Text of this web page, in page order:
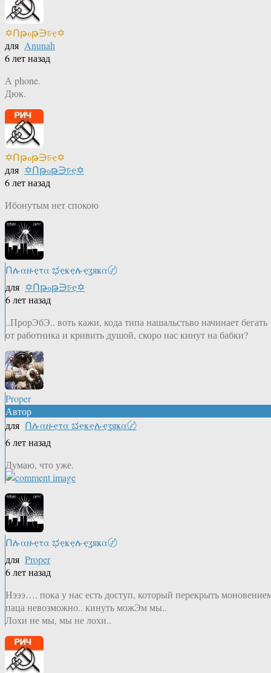
✡Ոթℴթ∋চҿ✡
для Anunah
6 лет назад
А phone.
Дюк.
✡Ոթℴթ∋চҿ✡
для ✡Ոթℴթ∋চҿ✡
6 лет назад
Ибонутым нет спокою
Ոሉαዙҿτα ಭҿҝҿሉҿʓяҝα〄
для ✡Ոթℴթ∋চҿ✡
6 лет назад
..ПрорЭбЭ.. воть кажи, кода типа нашальстьво начинает бегать
от работника и кривить душой, скоро нас кинут на бабки?
Proper
Автор
для Ոሉαዙҿτα ಭҿҝҿሉҿʓяҝα〄
6 лет назад
Думаю, что уже.
Ոሉαዙҿτα ಭҿҝҿሉҿʓяҝα〄
для Proper
6 лет назад
Нэээ…. пока у нас есть доступ, который перекрыть
паца невозможно.. кинуть можЭм мы..
Лохи не мы, мы не лохи..